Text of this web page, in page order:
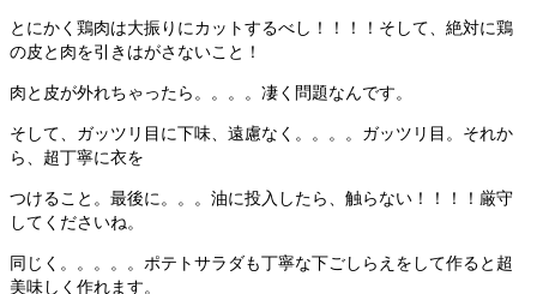
とにかく鶏肉は大振りにカットするべし！！！！そして、絶対に鶏
の皮と肉を引きはがさないこと！
肉と皮が外れちゃったら。。。。凄く問題なんです。
そして、ガッツリ目に下味、遠慮なく。。。。ガッツリ目。それか
ら、超丁寧に衣を
つけること。最後に。。。油に投入したら、触らない！！！！厳守
してくださいね。
同じく。。。。。ポテトサラダも丁寧な下ごしらえをして作ると超
美味しく作れます。